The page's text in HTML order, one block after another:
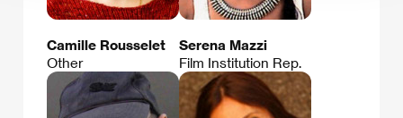
Camille Rousselet
Other
Serena Mazzi
Film Institution Rep.